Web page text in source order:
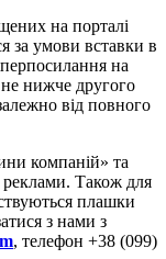
на порталі
за умови вставки в
на
нижче другого
від повного
компаній» та
реклами. Також для
плашки
з нами з
, телефон +38 (099)